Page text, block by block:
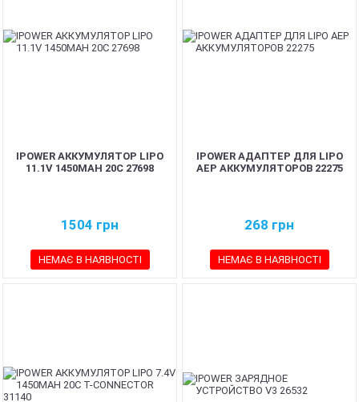
IPOWER АККУМУЛЯТОР LIPO
11.1V 1450MAH 20C 27698
1504 грн
НЕМАЄ В НАЯВНОСТІ
IPOWER АДАПТЕР ДЛЯ LIPO
AEP АККУМУЛЯТОРОВ 22275
268 грн
НЕМАЄ В НАЯВНОСТІ